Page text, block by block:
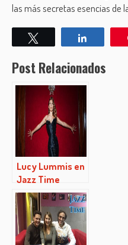
las más secretas esencias de
Post Relacionados
Lucy Lummis en
Jazz Time
Magazine